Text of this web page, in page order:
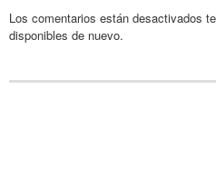
Los comentarios están desactivados
disponibles de nuevo.